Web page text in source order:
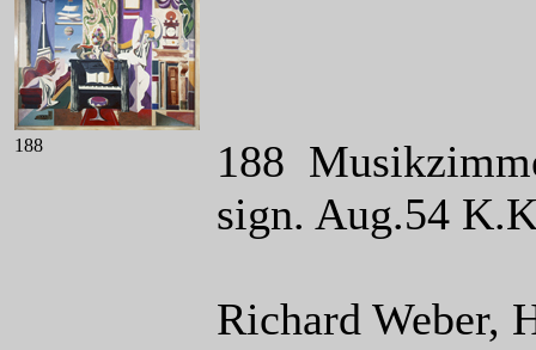
188
188
sign. Aug.54
Richard Weber,